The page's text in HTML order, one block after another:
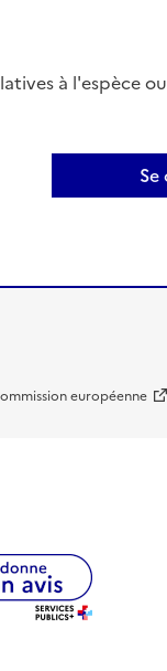
à l'espèce
européenne